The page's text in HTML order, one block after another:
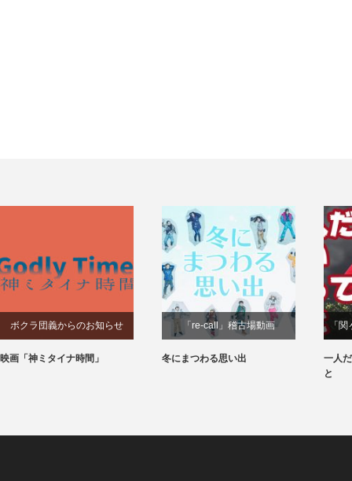
ボクラ団義からのお知らせ
映画「神ミタイナ時間」
「re-call」稽古場動画
冬にまつわる思い出
「
一人
と